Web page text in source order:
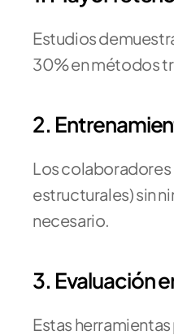
Estudios
30% en métodos
2.
Los
estructurales) sin
necesario.
3. Evaluación
Estas